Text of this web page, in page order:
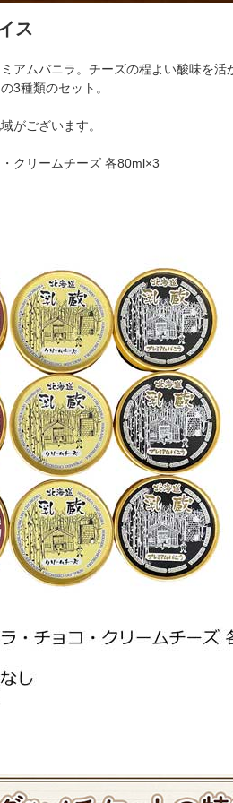
ス
アムバニラ。チーズの程よい酸味を活
3種類のセット。
がございます。
クリームチーズ 各80ml×3